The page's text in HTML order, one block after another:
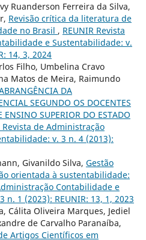
Ruanderson Ferreira da Silva,
Revisão crítica da literatura de
no Brasil , REUNIR Revista
e Sustentabilidade: v.
14, 3, 2024
Filho, Umbelina Cravo
Matos de Meira, Raimundo
DA
SEGUNDO OS DOCENTES
ENSINO SUPERIOR DO ESTADO
Revista de Administração
v. 3 n. 4 (2013):
Givanildo Silva, Gestão
orientada à sustentabilidade:
Contabilidade e
1 (2023): REUNIR: 13, 1, 2023
Cálita Oliveira Marques, Jediel
de Carvalho Paranaíba,
Artigos Científicos em